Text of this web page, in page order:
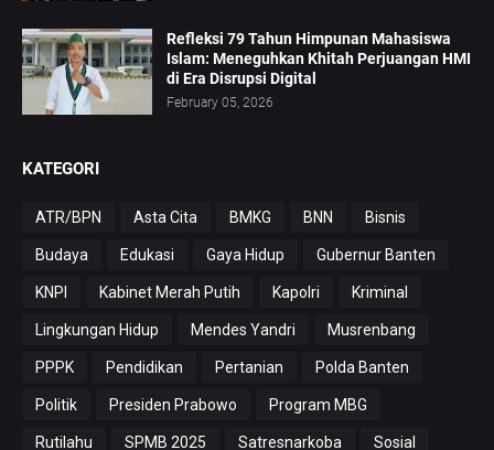
Refleksi 79 Tahun Himpunan Mahasiswa
Islam: Meneguhkan Khitah Perjuangan HMI
di Era Disrupsi Digital
February 05, 2026
KATEGORI
ATR/BPN Asta Cita BMKG BNN Bisnis
Budaya Edukasi Gaya Hidup Gubernur Banten
KNPI Kabinet Merah Putih Kapolri Kriminal
Lingkungan Hidup Mendes Yandri Musrenbang
PPPK Pendidikan Pertanian Polda Banten
Politik Presiden Prabowo Program MBG
Rutilahu SPMB 2025 Satresnarkoba Sosial